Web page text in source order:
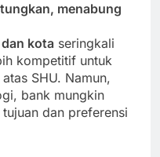
menabung
kota seringkali
kompetitif untuk
SHU. Namun,
bank mungkin
dan preferensi